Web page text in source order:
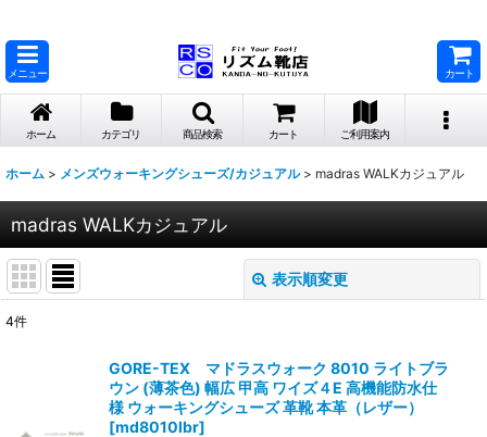
メニュー カート
ホーム カテゴリ 商品検索 カート ご利用案内
ホーム > メンズウォーキングシューズ/カジュアル > madras WALKカジュアル
madras WALKカジュアル
表示順変更
4件
GORE-TEX マドラスウォーク 8010 ライトブラ
ウン (薄茶色) 幅広 甲高 ワイズ４E 高機能防水仕
様 ウォーキングシューズ 革靴 本革（レザー）
[md8010lbr]